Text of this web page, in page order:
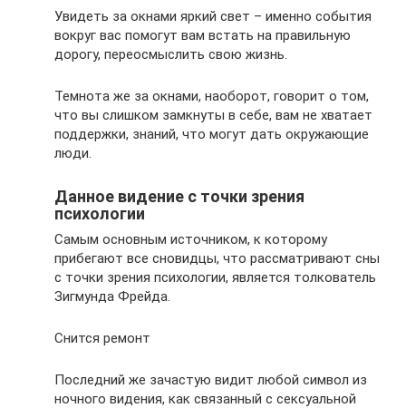
Увидеть за окнами яркий свет – именно события
вокруг вас помогут вам встать на правильную
дорогу, переосмыслить свою жизнь.
Темнота же за окнами, наоборот, говорит о том,
что вы слишком замкнуты в себе, вам не хватает
поддержки, знаний, что могут дать окружающие
люди.
Данное видение с точки зрения
психологии
Самым основным источником, к которому
прибегают все сновидцы, что рассматривают сны
с точки зрения психологии, является толкователь
Зигмунда Фрейда.
Снится ремонт
Последний же зачастую видит любой символ из
ночного видения, как связанный с сексуальной